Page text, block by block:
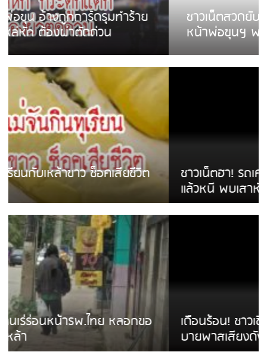
ชาวเน็ตสวดยับ! พบพม่าเร่ขายพวงมาลัย
หน้าพ่อขุนฯ พอไม่ซื้อเดินตาม
ชาวเน็ตฮา! รถเครื่องแม่สายชนป้ายร้านโลงศพ
แล้วหนี พบเสาหัก เบรคหัก หวิดได้ใช้บริการ
เดือนร้อน! ชาวเชียงรายบ่นรถ Isuzu สีขาวซิ่ง
บายพาสเสียงดังสร้างความรำคาญ